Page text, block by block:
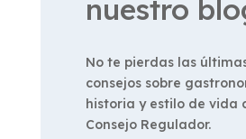
nuestro
No te pierdas las
consejos sobre
historia y estilo de vida
Consejo Regulador.